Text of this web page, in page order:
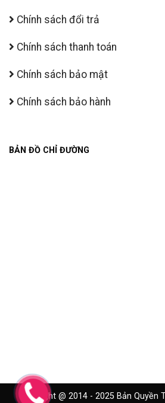
Chính sách đổi trả
Chính sách thanh toán
Chính sách bảo mật
Chính sách bảo hành
BẢN ĐỒ CHỈ ĐƯỜNG
Copyright @ 2014 - 2025 Bản Quyền